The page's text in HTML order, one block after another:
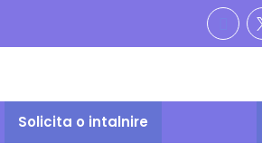
Solicita o intalnire